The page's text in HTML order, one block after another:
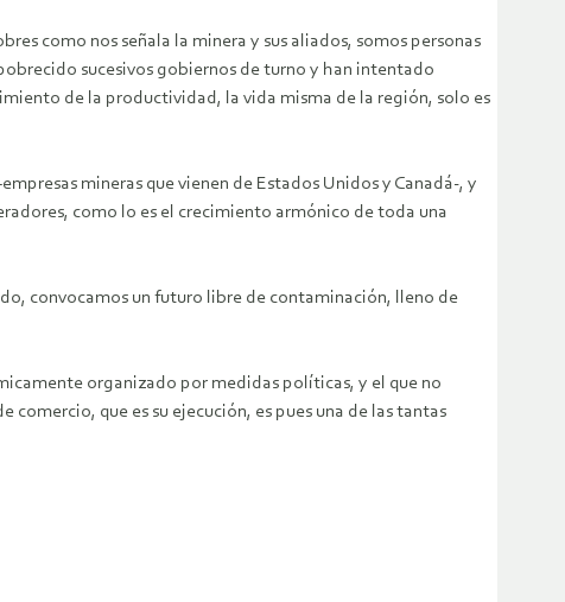
como nos señala la minera y sus aliados, somos personas
sucesivos gobiernos de turno y han intentado
de la productividad, la vida misma de la región, solo es
mineras que vienen de Estados Unidos y Canadá-, y
como lo es el crecimiento armónico de toda una
convocamos un futuro libre de contaminación, lleno de
organizado por medidas políticas, y el que no
que es su ejecución, es pues una de las tantas